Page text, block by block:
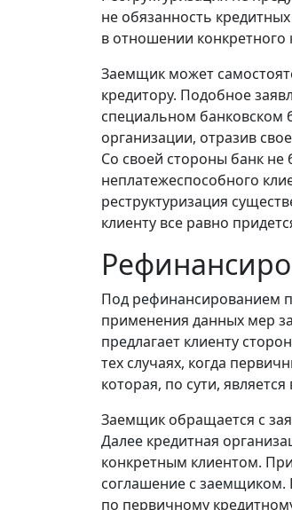
не обязанность
в отношении конкретного
Заемщик может
кредитору. Подобное
специальном банковском
организации, отразив
Со своей стороны банк
неплатежеспособного
реструктуризация
клиенту все равно
Под рефинансированием
применения данных мер
предлагает клиенту
тех случаях, когда
которая, по сути,
Заемщик обращается с
Далее кредитная
конкретным клиентом.
соглашение с заемщиком.
по первичному